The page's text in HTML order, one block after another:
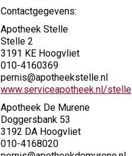
Contactgegevens:
Apotheek Stelle
Stelle 2
3191 KE Hoogvliet
010-4160369
pernis@apotheekstelle.nl
www.serviceapotheek.nl/stelle
Apotheek De Murene
Doggersbank 53
3192 DA Hoogvliet
010-4168020